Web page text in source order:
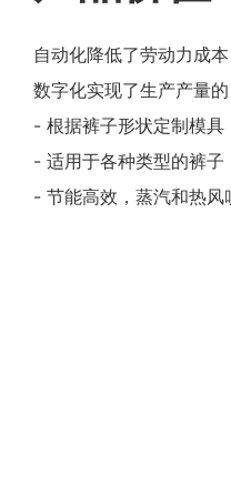
自动化降低了劳动力成本
数字化实现了生产产量的
- 根据裤子形状定制模具
- 适用于各种类型的裤
- 节能高效，蒸汽和热风